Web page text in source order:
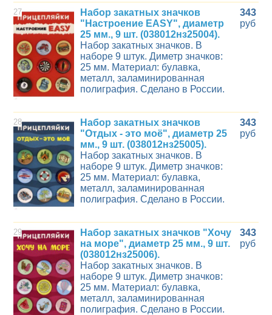
27
Набор закатных значков
"Настроение EASY", диаметр
25 мм., 9 шт. (038012нз25004).
Набор закатных значков. В
наборе 9 штук. Диметр значков:
25 мм. Материал: булавка,
металл, заламинированная
полиграфия. Сделано в России.
343
руб
28
Набор закатных значков
"Отдых - это моё", диаметр 25
мм., 9 шт. (038012нз25005).
Набор закатных значков. В
наборе 9 штук. Диметр значков:
25 мм. Материал: булавка,
металл, заламинированная
полиграфия. Сделано в России.
343
руб
29
Набор закатных значков "Хочу
на море", диаметр 25 мм., 9 шт.
(038012нз25006).
Набор закатных значков. В
наборе 9 штук. Диметр значков:
25 мм. Материал: булавка,
металл, заламинированная
полиграфия. Сделано в России.
343
руб